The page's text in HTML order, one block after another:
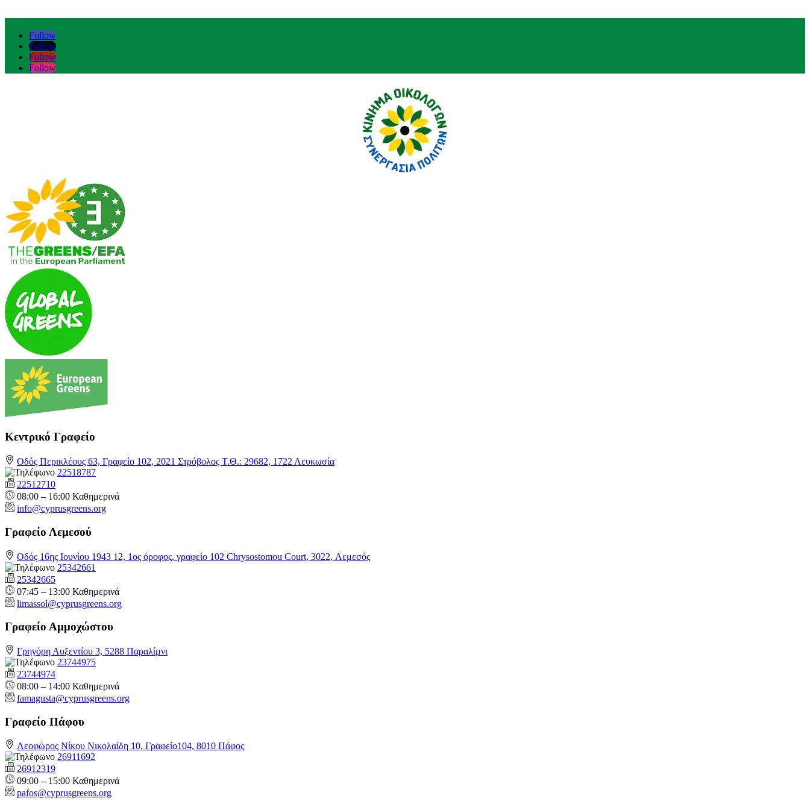
Follow
Follow
Follow
Follow
Κεντρικό Γραφείο
Οδός Περικλέους 63, Γραφείο 102, 2021 Στρόβολος Τ.Θ.: 29682, 1722 Λευκωσία
22518787
22512710
08:00 – 16:00 Καθημερινά
info@cyprusgreens.org
Γραφείο Λεμεσού
Οδός 16ης Ιουνίου 1943 12, 1ος όροφος, γραφείο 102 Chrysostomou Court, 3022, Λεμεσός
25342661
25342665
07:45 – 13:00 Καθημερινά
limassol@cyprusgreens.org
Γραφείο Αμμοχώστου
Γρηγόρη Αυξεντίου 3, 5288 Παραλίμνι
23744975
23744974
08:00 – 14:00 Καθημερινά
famagusta@cyprusgreens.org
Γραφείο Πάφου
Λεοφώρος Νίκου Νικολαίδη 10, Γραφείο104, 8010 Πάφος
26911692
26912319
09:00 – 15:00 Καθημερινά
pafos@cyprusgreens.org